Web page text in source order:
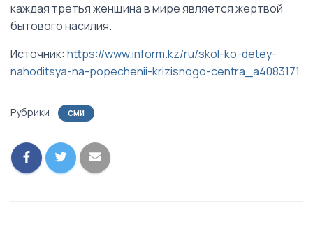
каждая третья женщина в мире является жертвой
бытового насилия.
Источник: https://www.inform.kz/ru/skol-ko-detey-
nahoditsya-na-popechenii-krizisnogo-centra_a4083171
Рубрики: СМИ